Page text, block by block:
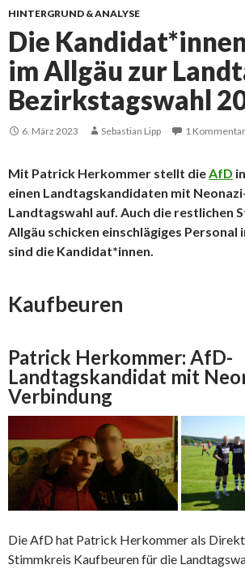
HINTERGRUND & ANALYSE
Die
im Allgäu zur
Bezirkstagswahl
6. März 2023 Sebastian Lipp 1 Kommentar
Mit Patrick Herkommer stellt dieAfD in
einen Landtagskandidaten mit
Landtagswahl auf. Auch die restlichen
Allgäu schicken einschlägiges Personal
sind die Kandidat*innen.
Kaufbeuren
Patrick Herkommer: AfD-
Landtagskandidat mit
Verbindung
Die AfD hat Patrick Herkommer als
Stimmkreis Kaufbeuren für die